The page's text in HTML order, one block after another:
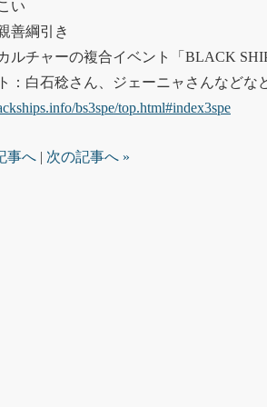
い
善綱引き
ルチャーの複合イベント「BLACK
：白石稔さん、ジェーニャさんなどな
bs3spe/top.html#index3spe
事へ | 次の記事へ »